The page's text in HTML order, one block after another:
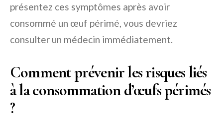
présentez ces symptômes après avoir
consommé un œuf périmé, vous devriez
consulter un médecin immédiatement.
Comment prévenir les risques liés
à la consommation d’œufs périmés
?